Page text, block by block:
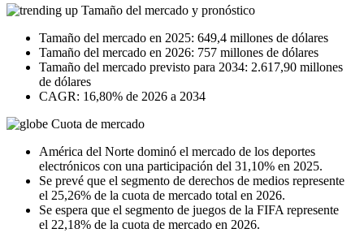
Tamaño del mercado y pronóstico
Tamaño del mercado en 2025: 649,4 millones de dólares
Tamaño del mercado en 2026: 757 millones de dólares
Tamaño del mercado previsto para 2034: 2.617,90 millones
de dólares
CAGR: 16,80% de 2026 a 2034
Cuota de mercado
América del Norte dominó el mercado de los deportes
electrónicos con una participación del 31,10% en 2025.
Se prevé que el segmento de derechos de medios represente
el 25,26% de la cuota de mercado total en 2026.
Se espera que el segmento de juegos de la FIFA represente
el 22,18% de la cuota de mercado en 2026.